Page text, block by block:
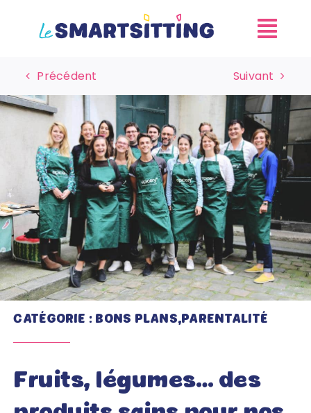
Précédent Suivant
CATÉGORIE : BONS PLANS,PARENTALITÉ
Fruits, légumes… des